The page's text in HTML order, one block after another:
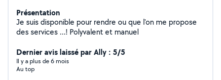
Présentation
Je suis disponible pour rendre ou que l'on me propose
des services ...! Polyvalent et manuel
Dernier avis laissé par Ally : 5/5
Il y a plus de 6 mois
Au top